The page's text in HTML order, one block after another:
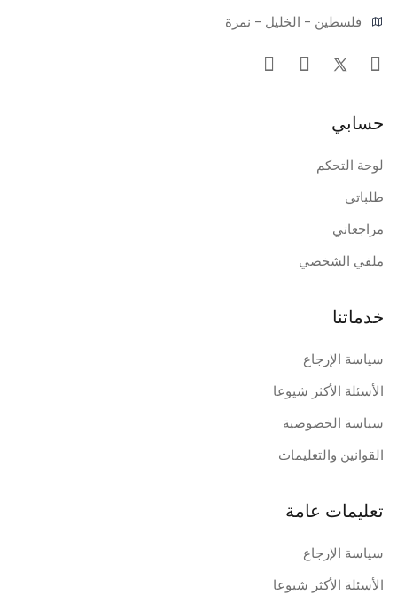
فلسطين - الخليل - نمرة
حسابي
لوحة التحكم
طلباتي
مراجعاتي
ملفي الشخصي
خدماتنا
سياسة الإرجاع
الأسئلة الأكثر شيوعا
سياسة الخصوصية
القوانين والتعليمات
تعليمات عامة
سياسة الإرجاع
الأسئلة الأكثر شيوعا